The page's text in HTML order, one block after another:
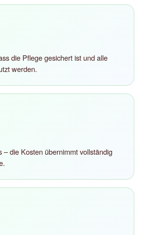
die Pflege gesichert ist und alle
werden.
– die Kosten übernimmt vollständig